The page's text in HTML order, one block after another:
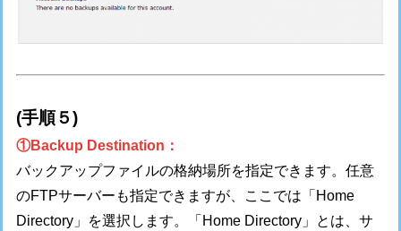
(手順５)
①Backup Destination：
バックアップファイルの格納場所を指定できます。任意
のFTPサーバーも指定できますが、ここでは「Home
Directory」を選択します。「Home Directory」とは、サ